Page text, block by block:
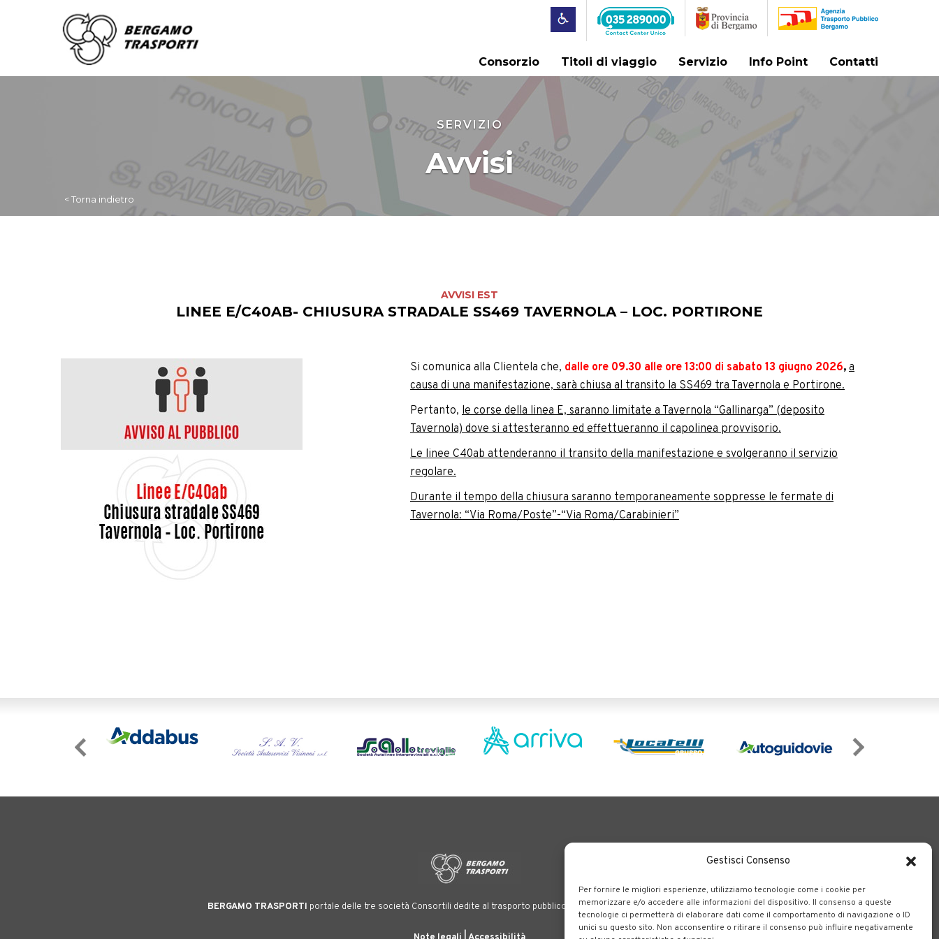
Gestisci Consenso
Per fornire le migliori esperienze, utilizziamo tecnologie come i cookie per
memorizzare e/o accedere alle informazioni del dispositivo. Il consenso a queste
tecnologie ci permetterà di elaborare dati come il comportamento di navigazione o ID
unici su questo sito. Non acconsentire o ritirare il consenso può influire negativamente
Consorzio Titoli di viaggio Servizio Info Point Contatti
SERVIZIO
Avvisi
< Torna indietro
AVVISI EST
LINEE E/C40AB- CHIUSURA STRADALE SS469 TAVERNOLA – LOC. PORTIRONE
Si comunica alla Clientela che, dalle ore 09.30 alle ore 13:00 di sabato 13 giugno 2026, a
causa di una manifestazione, sarà chiusa al transito la SS469 tra Tavernola e Portirone.
Pertanto, le corse della linea E, saranno limitate a Tavernola “Gallinarga” (deposito
Tavernola) dove si attesteranno ed effettueranno il capolinea provvisorio.
Le linee C40ab attenderanno il transito della manifestazione e svolgeranno il servizio
regolare.
Durante il tempo della chiusura saranno temporaneamente soppresse le fermate di
Tavernola: “Via Roma/Poste”-“Via Roma/Carabinieri”
BERGAMO TRASPORTI portale delle tre società Consortili dedite al trasporto pubblico locale su tutto il territorio bergamasco.